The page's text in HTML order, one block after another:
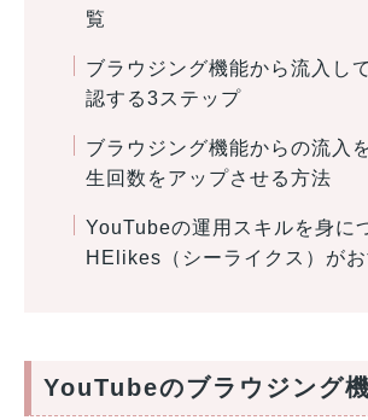
覧
ブラウジング機能から流入し
認する3ステップ
ブラウジング機能からの流入
生回数をアップさせる方法
YouTubeの運用スキルを身に
HElikes（シーライクス）がお
YouTubeのブラウジング